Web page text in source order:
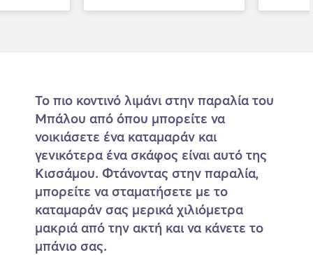
Το πιο κοντινό λιμάνι στην παραλία του
Μπάλου από όπου μπορείτε να
νοικιάσετε ένα καταμαράν και
γενικότερα ένα σκάφος είναι αυτό της
Κισσάμου. Φτάνοντας στην παραλία,
μπορείτε να σταματήσετε με το
καταμαράν σας μερικά χιλιόμετρα
μακριά από την ακτή και να κάνετε το
μπάνιο σας.